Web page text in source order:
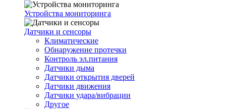
Устройства мониторинга
Датчики и сенсоры
Климатические
Обнаружение протечки
Контроль эл.питания
Датчики дыма
Датчики открытия дверей
Датчики движения
Датчики удара/вибрации
Другое